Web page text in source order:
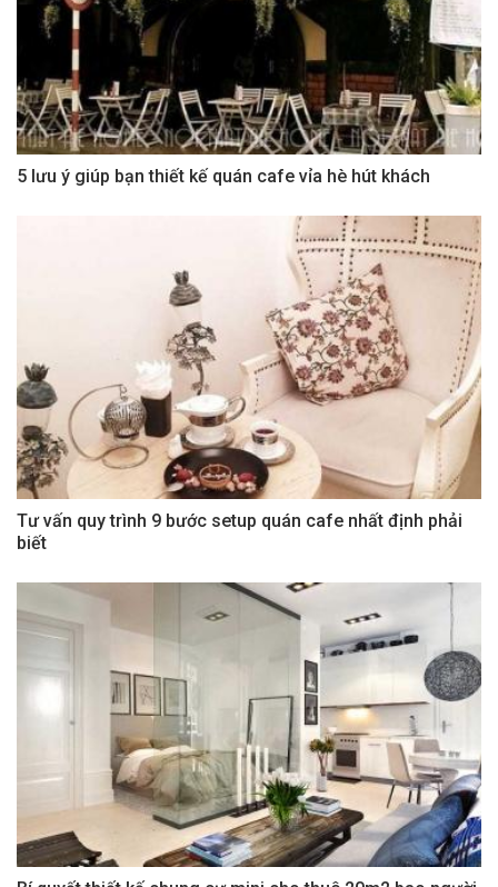
5 lưu ý giúp bạn thiết kế quán cafe vỉa hè hút khách
Tư vấn quy trình 9 bước setup quán cafe nhất định phải
biết